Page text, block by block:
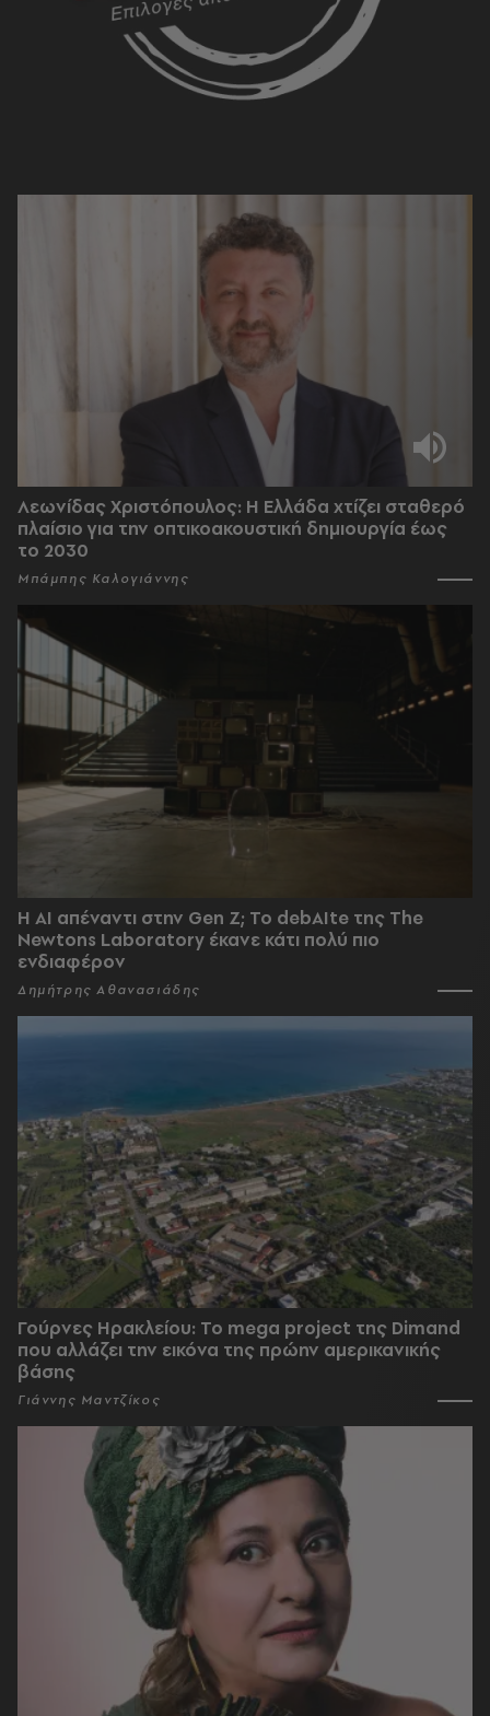
Λεωνίδας Χριστόπουλος: Η Ελλάδα χτίζει σταθερό
πλαίσιο για την οπτικοακουστική δημιουργία έως
το 2030
Μπάμπης Καλογιάννης
Η AI απέναντι στην Gen Z; Το debAIte της The
Newtons Laboratory έκανε κάτι πολύ πιο
ενδιαφέρον
Δημήτρης Αθανασιάδης
Γούρνες Ηρακλείου: To mega project της Dimand
που αλλάζει την εικόνα της πρώην αμερικανικής
βάσης
Γιάννης Μαντζίκος